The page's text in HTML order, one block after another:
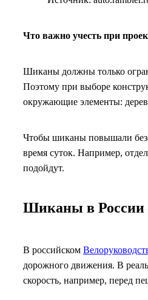
Что важно учесть при
Шиканы должны только
Поэтому при выборе
окружающие элементы:
Чтобы шиканы повышали
время суток. Например,
подойдут.
Шиканы в России
В российском
дорожного движения. В
скорость, например, перед